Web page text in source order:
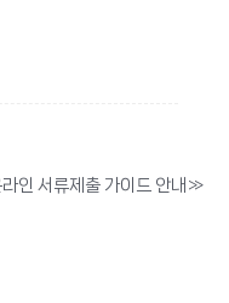
인 서류제출 가이드 안내 »